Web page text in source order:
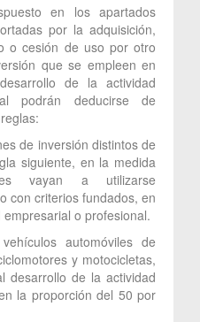
en los apartados
por la adquisición,
o cesión de uso por otro
que se empleen en
de la actividad
podrán deducirse de
de inversión distintos de
siguiente, en la medida
vayan a utilizarse
con criterios fundados, en
o profesional.
automóviles de
y motocicletas,
desarrollo de la actividad
la proporción del 50 por